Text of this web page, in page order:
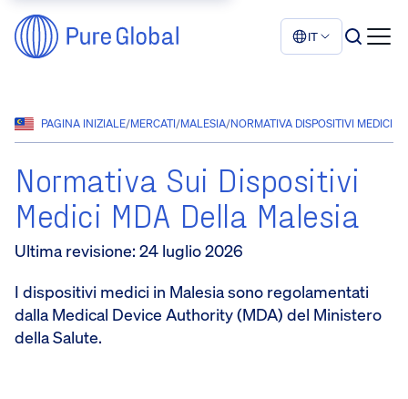
IT
PAGINA INIZIALE/MERCATI/MALESIA/NORMATIVA DISPOSITIVI MEDICI
Normativa Sui Dispositivi
Medici MDA Della Malesia
Ultima revisione: 24 luglio 2026
I dispositivi medici in Malesia sono regolamentati
dalla Medical Device Authority (MDA) del Ministero
della Salute.